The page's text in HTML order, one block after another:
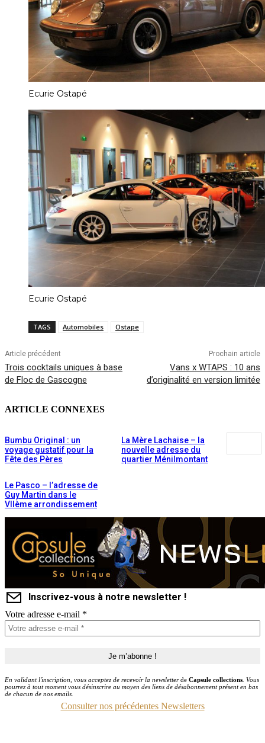
Ecurie Ostapé
Ecurie Ostapé
TAGS Automobiles Ostape
Article précédent
Trois cocktails uniques à base
de Floc de Gascogne
Prochain article
Vans x WTAPS : 10 ans
d’originalité en version limitée
ARTICLE CONNEXES
Bumbu Original : un
voyage gustatif pour la
Fête des Pères
La Mère Lachaise – la
nouvelle adresse du
quartier Ménilmontant
Le Pasco – l’adresse de
Guy Martin dans le
VIIème arrondissement
Inscrivez-vous à notre newsletter !
Votre adresse e-mail *
En validant l'inscription, vous acceptez de recevoir la newsletterde Capsule collections . Vous
pourrez à tout moment vous désinscrire au moyen des liens de désabonnement présent en bas
de chacun de nos emails.
Consulter nos précédentes Newsletters